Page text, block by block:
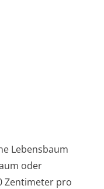
Lebensbaum
oder
Zentimeter pro